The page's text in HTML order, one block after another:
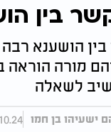
בין
הושענא
מורה הוראה
לשאלה
ישעיהו בן חמו 09.10.24 ז' תשרי